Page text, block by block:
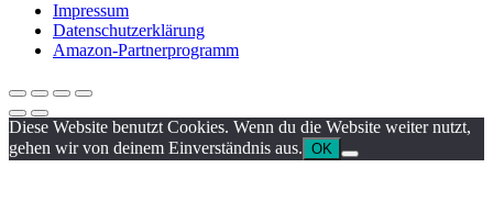
Impressum
Datenschutzerklärung
Amazon-Partnerprogramm
Diese Website benutzt Cookies. Wenn du die Website weiter nutzt,
gehen wir von deinem Einverständnis aus. OK